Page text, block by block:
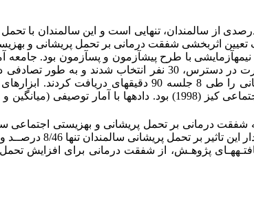
از سالمندان، تنهایی است و این سالمندان با
اثربخشی شفقت درمانی بر تحمل پریشانی و
با طرح پیش­آزمون و پس­آزمون بود. جامعه
بین این سالمندان، به صورت در دسترس، 30 نفر
را طی 8 جلسه 90
دقیقه­ای دریافت کردند.
گاهر (2005) و بهزیستی اجتماعی کیز (1998) بود. داده­ها
شفقت درمانی بر تحمل پریشانی و بهزیستی اجتماعی
پریشانی سالمندان تنها 8/46 درصــد و بر بهزیستی اجتماعی 8/52 درصــد بود.
پژوهـش، از شفقت درمانی برای افزایش تحمل